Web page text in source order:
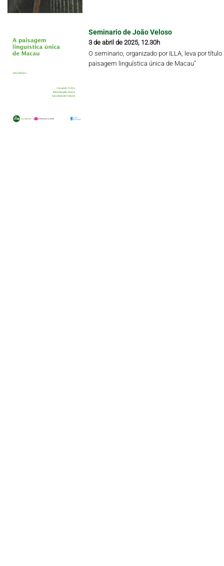
Seminario de João Veloso
3 de abril de 2025, 12.30h
O seminario, organizado por ILLA, leva por título
paisagem linguística única de Macau"